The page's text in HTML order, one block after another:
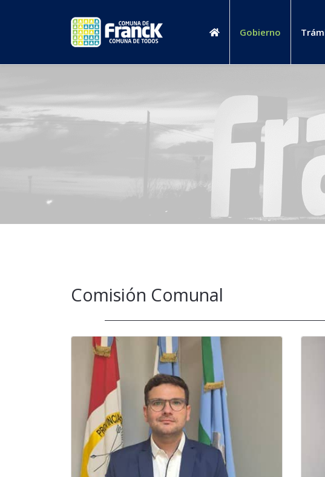
Gobierno
Comisión Comunal